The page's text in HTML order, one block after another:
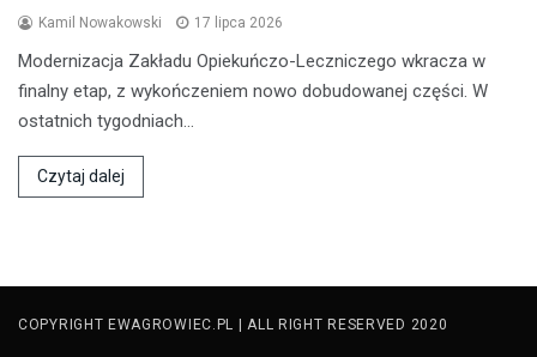
Kamil Nowakowski 17 lipca 2026
Modernizacja Zakładu Opiekuńczo-Leczniczego wkracza w
finalny etap, z wykończeniem nowo dobudowanej części. W
ostatnich tygodniach…
Czytaj dalej
COPYRIGHT EWAGROWIEC.PL | ALL RIGHT RESERVED 2020